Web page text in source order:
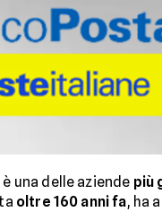
è una delle aziende più
oltre 160 anni fa, ha